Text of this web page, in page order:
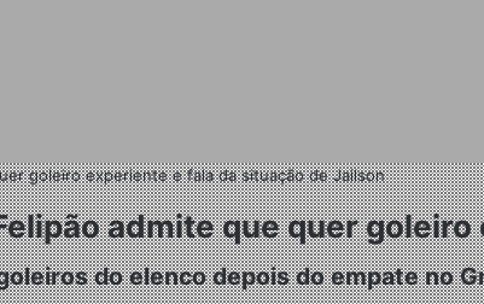
goleiro experiente e fala da situação de Jailson
admite que quer
do elenco depois do empate no